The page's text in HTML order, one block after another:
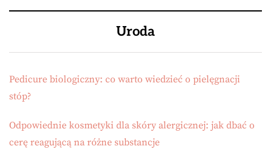
Uroda
Pedicure biologiczny: co warto wiedzieć o pielęgnacji
stóp?
Odpowiednie kosmetyki dla skóry alergicznej: jak dbać o
cerę reagującą na różne substancje